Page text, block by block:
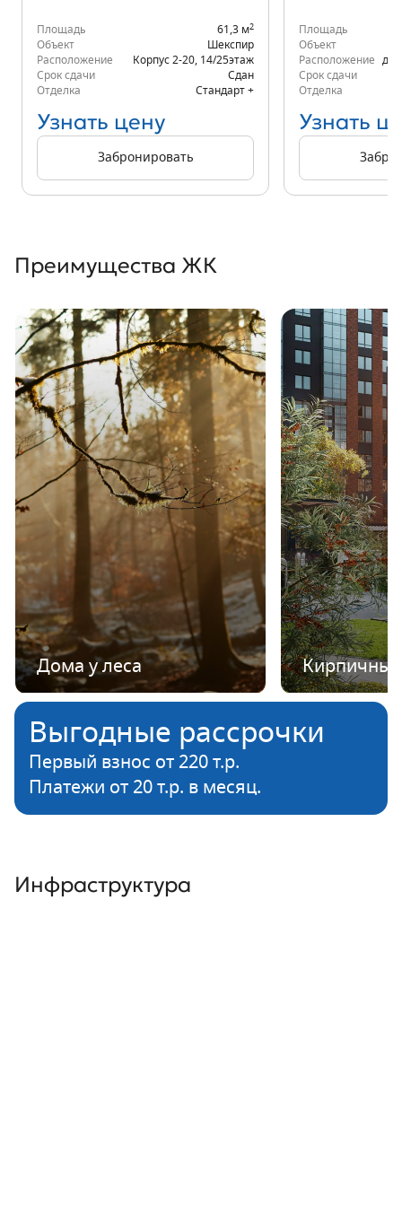
Площадь 61,3 м2
Объект
Шекспир
Расположение
Корпус 2-20 14/25этаж
Срок сдачи
Сдан
Отделка
Стандарт +
Узнать цену
Забронировать
Площадь
Объект
Расположение
Срок сдачи
Отделка
Узнать
Преимущества ЖК
Дома у леса
Выгодные рассрочки
Первый взнос от 220 т.р.
Платежи от 20 т.р. в месяц.
Инфраструктура